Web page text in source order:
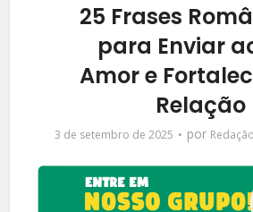
25 Frases
para Enviar
Amor e
Relação
3 de setembro de 2025 por Redação